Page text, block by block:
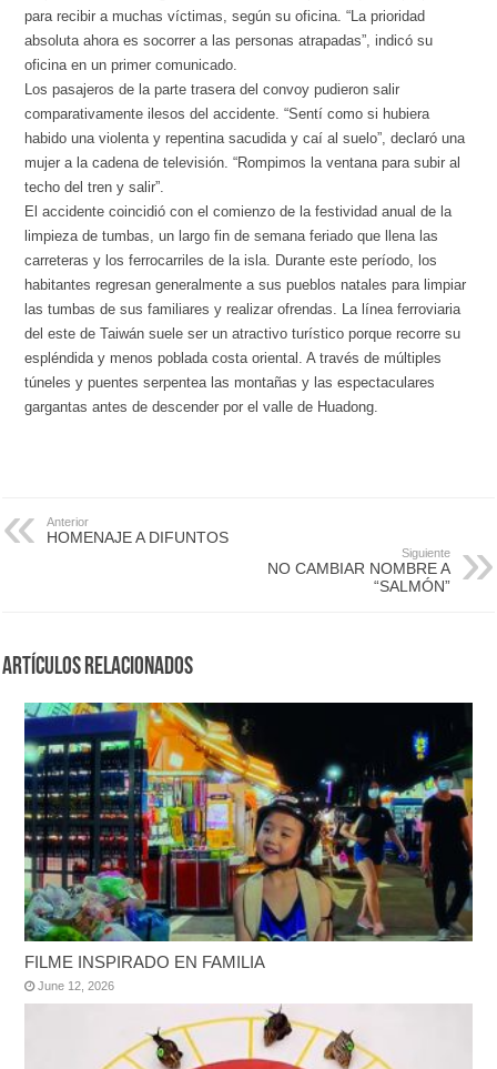
para recibir a muchas víctimas, según su oficina. “La prioridad
absoluta ahora es socorrer a las personas atrapadas”, indicó su
oficina en un primer comunicado.
Los pasajeros de la parte trasera del convoy pudieron salir
comparativamente ilesos del accidente. “Sentí como si hubiera
habido una violenta y repentina sacudida y caí al suelo”, declaró una
mujer a la cadena de televisión. “Rompimos la ventana para subir al
techo del tren y salir”.
El accidente coincidió con el comienzo de la festividad anual de la
limpieza de tumbas, un largo fin de semana feriado que llena las
carreteras y los ferrocarriles de la isla. Durante este período, los
habitantes regresan generalmente a sus pueblos natales para limpiar
las tumbas de sus familiares y realizar ofrendas. La línea ferroviaria
del este de Taiwán suele ser un atractivo turístico porque recorre su
espléndida y menos poblada costa oriental. A través de múltiples
túneles y puentes serpentea las montañas y las espectaculares
gargantas antes de descender por el valle de Huadong.
Anterior
HOMENAJE A DIFUNTOS
Siguiente
NO CAMBIAR NOMBRE A
“SALMÓN”
Artículos Relacionados
FILME INSPIRADO EN FAMILIA
June 12, 2026